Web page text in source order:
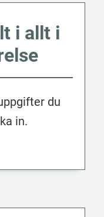
i allt i
du
in.